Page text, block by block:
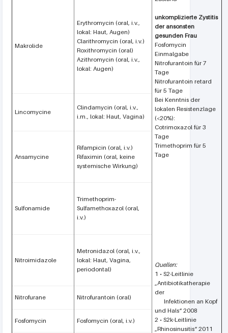
unkomplizierte Zystitis
der ansonsten
gesunden Frau
Fosfomycin
Einmalgabe
Nitrofurantoin für 7
Tage
Nitrofurantoin retard
für 5 Tage
Bei Kenntnis der
lokalen Resistenzlage
(<20%):
Cotrimoxazol für 3
Tage
Trimethoprim für 5
Tage
Quellen:
1 • S2-Leitlinie
„Antibiotikatherapie
der
Infektionen an Kopf
und Hals“ 2008
2 • S2k-Leitlinie
„Rhinosinusitis“ 2011
Makrolide
Erythromycin (oral, i.v.,
lokal: Haut, Augen)
Clarithromycin (oral, i.v.)
Roxithromycin (oral)
Azithromycin (oral, i.v.,
lokal: Augen)
Lincomycine
Clindamycin (oral, i.v.,
i.m., lokal: Haut, Vagina)
Ansamycine
Rifampicin (oral, i.v.)
Rifaximin (oral, keine
systemische Wirkung)
Sulfonamide
Trimethoprim-
Sulfamethoxazol (oral,
i.v.)
Nitroimidazole
Metronidazol (oral, i.v.,
lokal: Haut, Vagina,
periodontal)
Nitrofurane Nitrofurantoin (oral)
Fosfomycin Fosfomycin (oral, i.v.)